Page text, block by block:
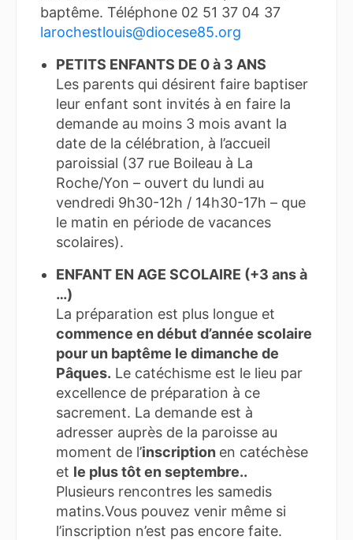
baptême. Téléphone 02 51 37 04 37
larochestlouis@diocese85.org
PETITS ENFANTS DE 0 à 3 ANS
Les parents qui désirent faire baptiser
leur enfant sont invités à en faire la
demande au moins 3 mois avant la
date de la célébration, à l’accueil
paroissial (37 rue Boileau à La
Roche/Yon – ouvert du lundi au
vendredi 9h30-12h / 14h30-17h – que
le matin en période de vacances
scolaires).
ENFANT EN AGE SCOLAIRE (+3 ans à
…)
La préparation est plus longue et
commence en début d’année scolaire
pour un baptême le dimanche de
Pâques. Le catéchisme est le lieu par
excellence de préparation à ce
sacrement. La demande est à
adresser auprès de la paroisse au
moment de l’inscription en catéchèse
et le plus tôt en septembre..
Plusieurs rencontres les samedis
matins.Vous pouvez venir même si
l’inscription n’est pas encore faite.